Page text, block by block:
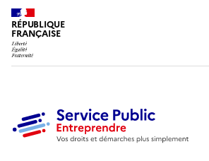
RÉPUBLIQUE
FRANÇAISE